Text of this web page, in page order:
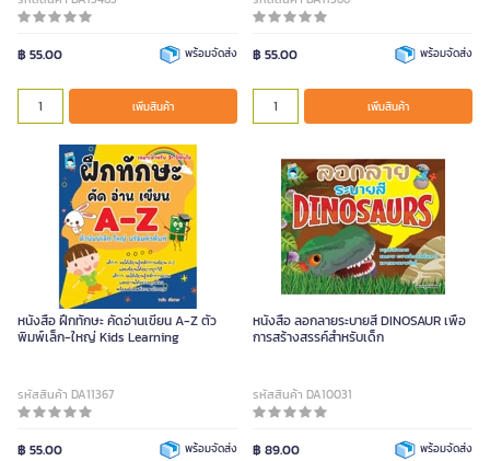
฿ 55.00 พร้อมจัดส่ง
เพิ่มสินค้า
฿ 55.00 พร้อมจัดส่ง
เพิ่มสินค้า
หนังสือ ฝึกทักษะ คัดอ่านเขียน A-Z ตัว
พิมพ์เล็ก-ใหญ่ Kids Learning
รหัสสินค้า DA11367
฿ 55.00 พร้อมจัดส่ง
หนังสือ ลอกลายระบายสี DINOSAUR เพื่อ
การสร้างสรรค์สำหรับเด็ก
รหัสสินค้า DA10031
฿ 89.00 พร้อมจัดส่ง